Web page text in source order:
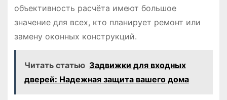
объективность расчёта имеют большое
значение для всех, кто планирует ремонт или
замену оконных конструкций.
Читать статью Задвижки для входных
дверей: Надежная защита вашего дома